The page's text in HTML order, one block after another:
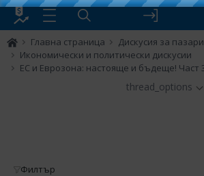
Главна страница
Дискусия за
Икономически и политически дискусии
ЕС и Еврозона: настояще и бъдеще! Част
thread_options
Филтър